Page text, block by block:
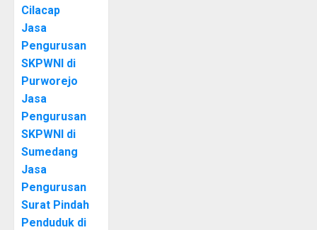
Cilacap
Jasa
Pengurusan
SKPWNI di
Purworejo
Jasa
Pengurusan
SKPWNI di
Sumedang
Jasa
Pengurusan
Surat Pindah
Penduduk di